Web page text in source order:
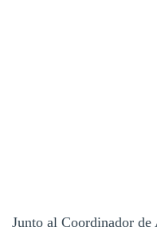
Junto al Coordinador